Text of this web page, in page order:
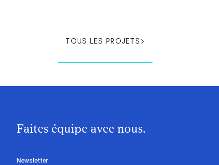
TOUS LES PROJETS
Faites équipe avec nous.
Newsletter